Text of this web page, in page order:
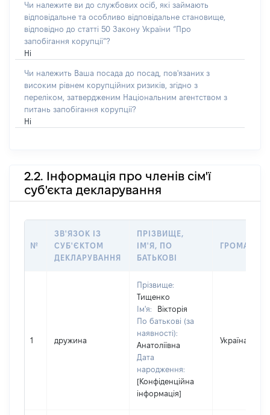
Чи належите ви до службових осіб, які займають
відповідальне та особливо відповідальне становище,
відповідно до статті 50 Закону України “Про
запобігання корупції”?
Ні
Чи належить Ваша посада до посад, пов'язаних з
високим рівнем корупційних ризиків, згідно з
переліком, затвердженим Національним агентством з
питань запобігання корупції?
Ні
2.2. Інформація про членів сім'ї
суб'єкта декларування
№
ЗВ'ЯЗОК ІЗ
СУБ'ЄКТОМ
ДЕКЛАРУВАННЯ
ПРІЗВИЩЕ,
ІМ'Я, ПО
БАТЬКОВІ
1 дружина
Прізвище:
Тищенко
Ім'я:
Вікторія
По батькові (за
наявності):
Анатоліївна
Дата
народження:
[Конфіденційна
інформація]
Україна